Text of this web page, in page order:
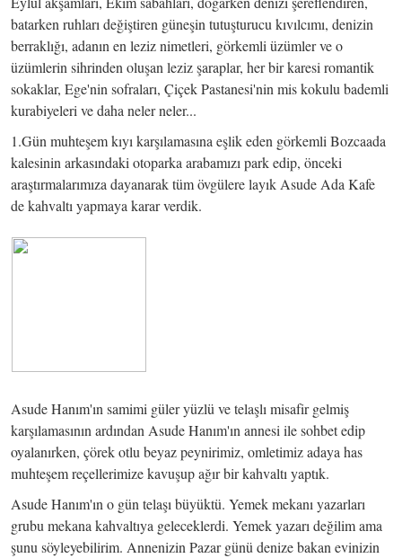
batarken ruhları değiştiren güneşin tutuşturucu kıvılcımı, denizin
berraklığı, adanın en leziz nimetleri, görkemli üzümler ve o
üzümlerin sihrinden oluşan leziz şaraplar, her bir karesi romantik
sokaklar, Ege'nin sofraları, Çiçek Pastanesi'nin mis kokulu bademli
kurabiyeleri ve daha neler neler...
1.Gün muhteşem kıyı karşılamasına eşlik eden görkemli Bozcaada
kalesinin arkasındaki otoparka arabamızı park edip, önceki
araştırmalarımıza dayanarak tüm övgülere layık Asude Ada Kafe
de kahvaltı yapmaya karar verdik.
Asude Hanım'ın samimi güler yüzlü ve telaşlı misafir gelmiş
karşılamasının ardından Asude Hanım'ın annesi ile sohbet edip
oyalanırken, çörek otlu beyaz peynirimiz, omletimiz adaya has
muhteşem reçellerimize kavuşup ağır bir kahvaltı yaptık.
Asude Hanım'ın o gün telaşı büyüktü. Yemek mekanı yazarları
grubu mekana kahvaltıya geleceklerdi. Yemek yazarı değilim ama
şunu söyleyebilirim. Annenizin Pazar günü denize bakan evinizin